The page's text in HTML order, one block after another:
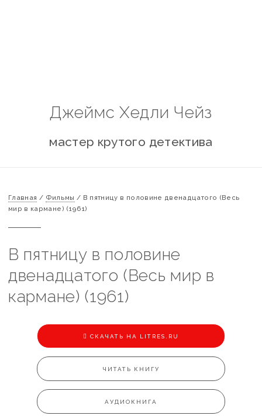
Джеймс Хедли Чейз
мастер крутого детектива
Главная / Фильмы / В пятницу в половине двенадцатого (Весь
мир в кармане) (1961)
В пятницу в половине
двенадцатого (Весь мир в
кармане) (1961)
CКАЧАТЬ НА LITRES.RU
ЧИТАТЬ КНИГУ
АУДИОКНИГА